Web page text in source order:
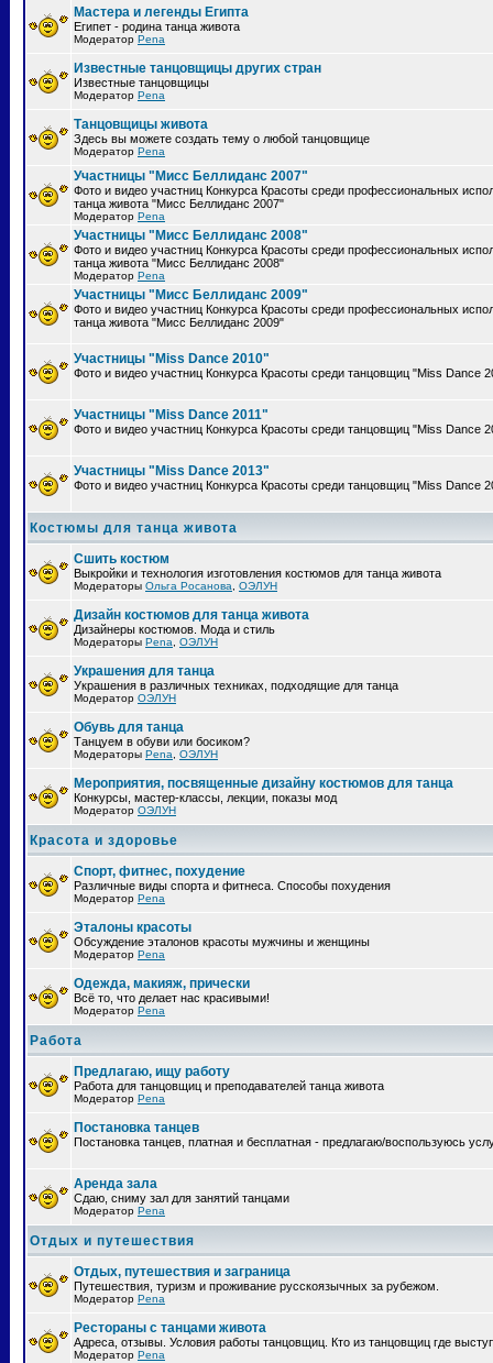
Мастера и легенды Египта
Египет - родина танца живота
Модератор Pena
Известные танцовщицы других стран
Известные танцовщицы
Модератор Pena
Танцовщицы живота
Здесь вы можете создать тему о любой танцовщице
Модератор Pena
Участницы "Мисс Беллиданс 2007"
Фото и видео участниц Конкурса Красоты среди профессиональных
танца живота "Мисс Беллиданс 2007"
Модератор Pena
Участницы "Мисс Беллиданс 2008"
Фото и видео участниц Конкурса Красоты среди профессиональных
танца живота "Мисс Беллиданс 2008"
Модератор Pena
Участницы "Мисс Беллиданс 2009"
Фото и видео участниц Конкурса Красоты среди профессиональных
танца живота "Мисс Беллиданс 2009"
Участницы "Miss Dance 2010"
Фото и видео участниц Конкурса Красоты среди танцовщиц "Miss Dance
Участницы "Miss Dance 2011"
Фото и видео участниц Конкурса Красоты среди танцовщиц "Miss Dance
Участницы "Miss Dance 2013"
Фото и видео участниц Конкурса Красоты среди танцовщиц "Miss Dance
Костюмы для танца живота
Сшить костюм
Выкройки и технология изготовления костюмов для танца живота
Модераторы Ольга Росанова ОЭЛУН
Дизайн костюмов для танца живота
Дизайнеры костюмов. Мода и стиль
Модераторы Pena ОЭЛУН
Украшения для танца
Украшения в различных техниках, подходящие для танца
Модератор ОЭЛУН
Обувь для танца
Танцуем в обуви или босиком?
Модераторы Pena ОЭЛУН
Мероприятия, посвященные дизайну костюмов для танца
Конкурсы, мастер-классы, лекции, показы мод
Модератор ОЭЛУН
Красота и здоровье
Спорт, фитнес, похудение
Различные виды спорта и фитнеса. Способы похудения
Модератор Pena
Эталоны красоты
Обсуждение эталонов красоты мужчины и женщины
Модератор Pena
Одежда, макияж, прически
Всё то, что делает нас красивыми!
Модератор Pena
Работа
Предлагаю, ищу работу
Работа для танцовщиц и преподавателей танца живота
Модератор Pena
Постановка танцев
Постановка танцев, платная и бесплатная - предлагаю/воспользуюсь
Аренда зала
Сдаю, сниму зал для занятий танцами
Модератор Pena
Отдых и путешествия
Отдых, путешествия и заграница
Путешествия, туризм и проживание русскоязычных за рубежом.
Модератор Pena
Рестораны с танцами живота
Адреса, отзывы. Условия работы танцовщиц. Кто из танцовщиц где
Модератор Pena